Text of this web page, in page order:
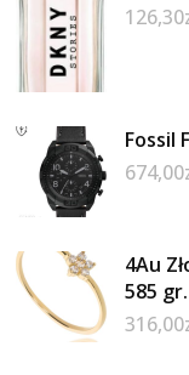
126,30
Fossil
674,00
4Au
585
316,00